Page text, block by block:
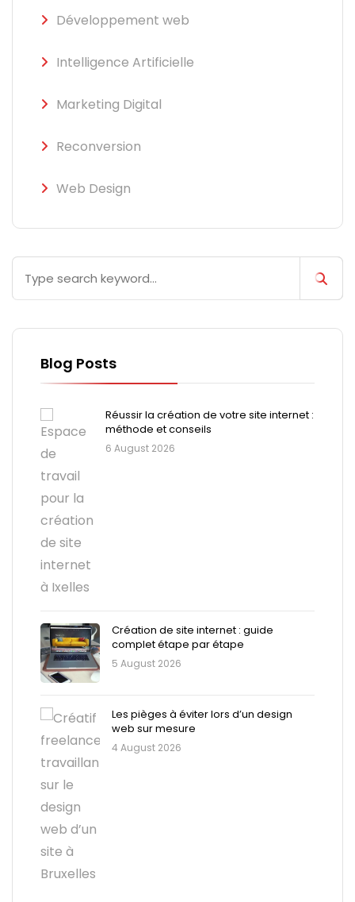
Développement web
Intelligence Artificielle
Marketing Digital
Reconversion
Web Design
Blog Posts
Réussir la création de votre site internet :
méthode et conseils
6 August 2026
Création de site internet : guide
complet étape par étape
5 August 2026
Les pièges à éviter lors d’un design
web sur mesure
4 August 2026